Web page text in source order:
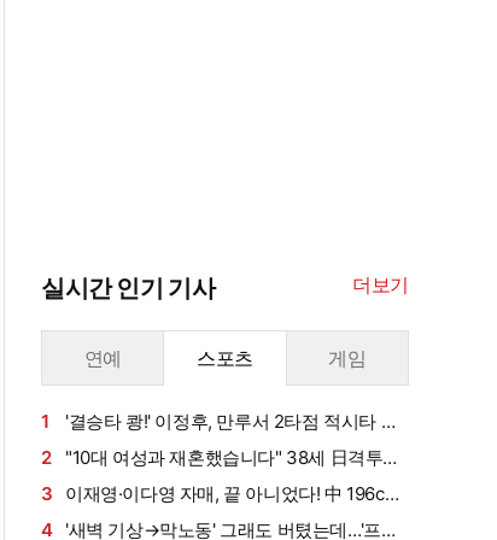
실시간 인기 기사 더보기
연예 스포츠 게임
1
'결승타 쾅!' 이정후, 만루서 2타점 적시타 폭
발→6G 연속 안타 상승세…시즌 타율 0.303
2
"10대 여성과 재혼했습니다" 38세 日격투기
스타, 충격의 재혼 발표…2주 만에 동거→반 년
만에 결혼, "뭐하는 거야?" 일본서도 시끌
3
이재영·이다영 자매, 끝 아니었다! 中 196cm
국대+쿠바 스타까지 싹쓸이…창단 1년 만에 유
4 '새벽 기상→막노동' 그래도 버텼는데…'프로